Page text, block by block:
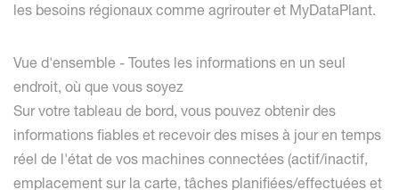
les besoins régionaux comme agrirouter et MyDataPlant.
Vue d'ensemble - Toutes les informations en un seul
endroit, où que vous soyez
Sur votre tableau de bord, vous pouvez obtenir des
informations fiables et recevoir des mises à jour en temps
réel de l'état de vos machines connectées (actif/inactif,
emplacement sur la carte, tâches planifiées/effectuées et